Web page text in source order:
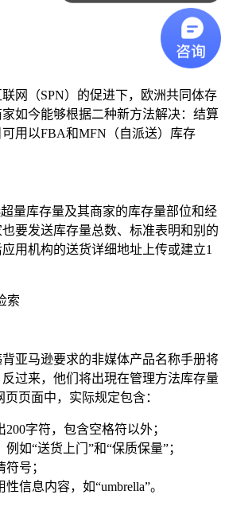
网（SPN）的促进下，欧洲共同体存
如今能够根据二种新方法解决：结算
用以FBA和MFN（自派送）库存
量库存量及其商家的库存量部位和经
要发送库存量总数、标准表明和别的
用机构的送货详细地址上传或建立1
索
背亚马逊要求的非媒体产品名称手册将
过来，他们将出現在管理方法库存量
页页面中，实际规定包含：
字符，包含空格符以外；
如“送货上门”和“保质保量”；
号；
信息内容，如“umbrella”。